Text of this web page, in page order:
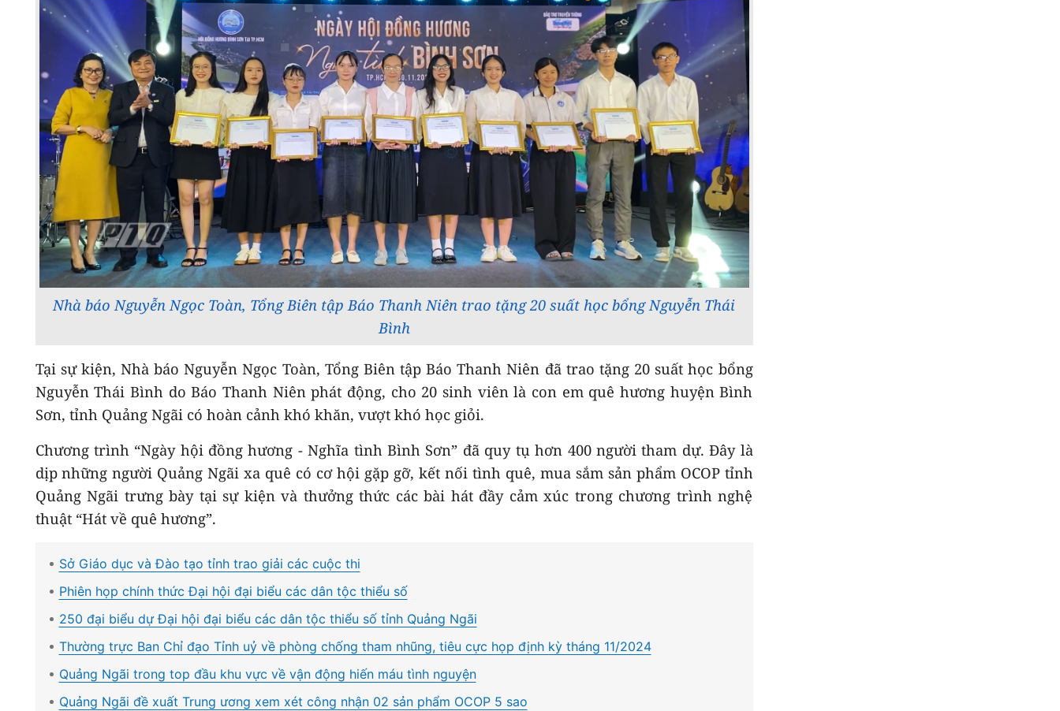
Nhà báo Nguyễn Ngọc Toàn, Tổng Biên tập Báo Thanh Niên trao tặng 20 suất học bổng Nguyễn Thái
Bình
Tại sự kiện, Nhà báo Nguyễn Ngọc Toàn, Tổng Biên tập Báo Thanh Niên đã trao tặng 20 suất học bổng
Nguyễn Thái Bình do Báo Thanh Niên phát động, cho 20 sinh viên là con em quê hương huyện Bình
Sơn, tỉnh Quảng Ngãi có hoàn cảnh khó khăn, vượt khó học giỏi.
Chương trình “Ngày hội đồng hương - Nghĩa tình Bình Sơn” đã quy tụ hơn 400 người tham dự. Đây là
dịp những người Quảng Ngãi xa quê có cơ hội gặp gỡ, kết nối tình quê, mua sắm sản phẩm OCOP tỉnh
Quảng Ngãi trưng bày tại sự kiện và thưởng thức các bài hát đầy cảm xúc trong chương trình nghệ
thuật “Hát về quê hương”.
Sở Giáo dục và Đào tạo tỉnh trao giải các cuộc thi
Phiên họp chính thức Đại hội đại biểu các dân tộc thiểu số
250 đại biểu dự Đại hội đại biểu các dân tộc thiểu số tỉnh Quảng Ngãi
Thường trực Ban Chỉ đạo Tỉnh uỷ về phòng chống tham nhũng, tiêu cực họp định kỳ tháng 11/2024
Quảng Ngãi trong top đầu khu vực về vận động hiến máu tình nguyện
Quảng Ngãi đề xuất Trung ương xem xét công nhận 02 sản phẩm OCOP 5 sao